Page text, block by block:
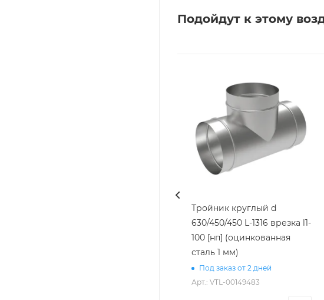
Подойдут к этому
Тройник круглый d
630/450/450 L-1316 врезка l1-
100 [нп] (оцинкованная
сталь 1 мм)
Под заказ от 2 дней
Арт.: VTL-00149483